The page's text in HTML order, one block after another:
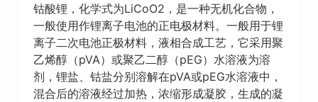
钴酸锂，化学式为LiCoO2，是一种无机化合物，
一般使用作锂离子电池的正电极材料。一般用于锂
离子二次电池正极材料，液相合成工艺，它采用聚
乙烯醇（pVA）或聚乙二醇（pEG）水溶液为溶
剂，锂盐、钴盐分别溶解在pVA或pEG水溶液中，
混合后的溶液经过加热，浓缩形成凝胶，生成的凝